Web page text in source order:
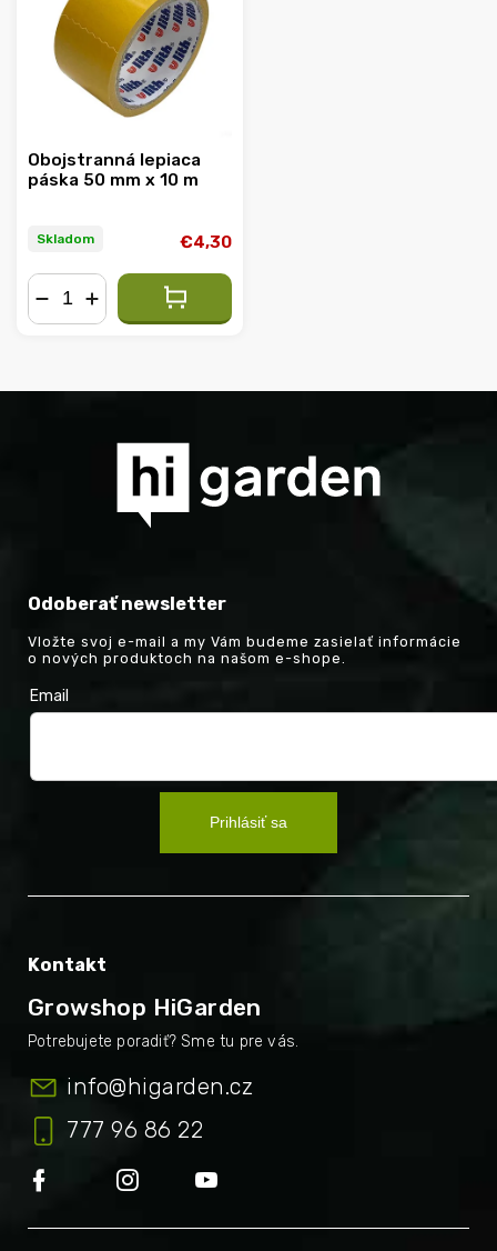
Abecedne
Obojstranná lepiaca
páska 50 mm x 10 m
Skladom €4,30
Odoberať newsletter
Vložte svoj e-mail a my Vám budeme zasielať informácie
o nových produktoch na našom e-shope.
Email
Prihlásiť sa
Kontakt
Growshop HiGarden
info@higarden.cz
777 96 86 22